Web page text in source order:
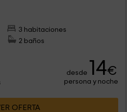
3 habitaciones
2 baños
desde 14€
persona y noche
OFERTA